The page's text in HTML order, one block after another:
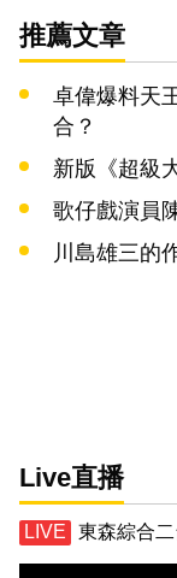
推薦文章
卓偉爆料天
合？
新版《超級
歌仔戲演員
川島雄三的
Live直播
東森綜合二